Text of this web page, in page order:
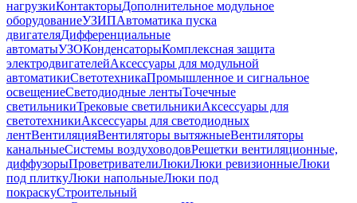
нагрузкиКонтакторыДополнительное модульное
оборудованиеУЗИПАвтоматика пуска
двигателяДифференциальные
автоматыУЗОКонденсаторыКомплексная защита
электродвигателейАксессуары для модульной
автоматикиСветотехникаПромышленное и сигнальное
освещениеСветодиодные лентыТочечные
светильникиТрековые светильникиАксессуары для
светотехникиАксессуары для светодиодных
лентВентиляцияВентиляторы вытяжныеВентиляторы
канальныеСистемы воздуховодовРешетки вентиляционные,
диффузорыПроветривателиЛюкиЛюки ревизионныеЛюки
под плиткуЛюки напольныеЛюки под
покраскуСтроительный